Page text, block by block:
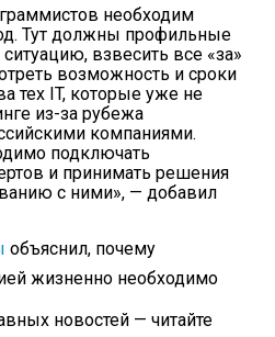
необходим
Тут должны профильные
взвесить все «за»
возможность и сроки
тех IT, которые уже не
из-за рубежа
компаниями.
подключать
и принимать решения
с ними», — добавил
объяснил, почему
жизненно необходимо
новостей — читайте